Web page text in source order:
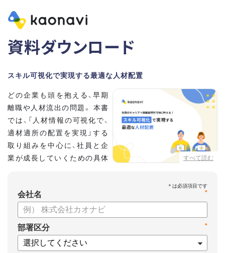
資料ダウンロード
スキル可視化で実現する最適な人材配置
すべて読む
どの企業も頭を抱える、早期
離職や人材流出の問題。 本書
では、「人材情報の可視化で、
適材適所の配置を実現」する
取り組みを中心に、社員と企
業が成長していくための具体
【資料の内容】
・不適切な人員配置の要因と悪影響
・データドリブンな人材配置のメリット
・導入イメージとリーダー育成への応用
*
会社名
*
部署区分